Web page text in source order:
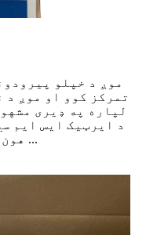
موږ د خپلو
تمرکز کوو او موږ د
لپاره په ډیری
د ایرټیک ایس ایم
هون ویل کوګانر ...